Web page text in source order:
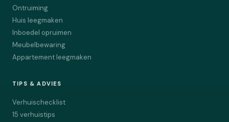
Ontruiming
Huis leegmaken
Inboedel opruimen
Meubelbewaring
Appartement leegmaken
TIPS & ADVIES
Verhuischecklist
15 verhuistips